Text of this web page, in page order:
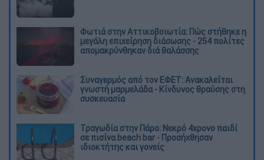
Φωτιά στην Αττικοβοιωτία: Πώς στήθηκε η
μεγάλη επιχείρηση διάσωσης - 254 πολίτες
απομακρύνθηκαν διά θαλάσσης
Συναγερμός από τον ΕΦΕΤ: Ανακαλείται
γνωστή μαρμελάδα - Κίνδυνος θραύσης στη
συσκευασία
Τραγωδία στην Πάρο: Νεκρό 4χρονο παιδί
σε πισίνα beach bar - Προσήχθησαν
ιδιοκτήτης και γονείς